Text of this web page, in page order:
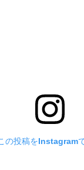
の投稿をInstagram